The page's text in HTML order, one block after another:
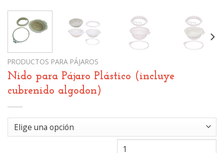
PRODUCTOS PARA PÁJAROS
Nido para Pájaro Plástico (incluye
cubrenido algodon)